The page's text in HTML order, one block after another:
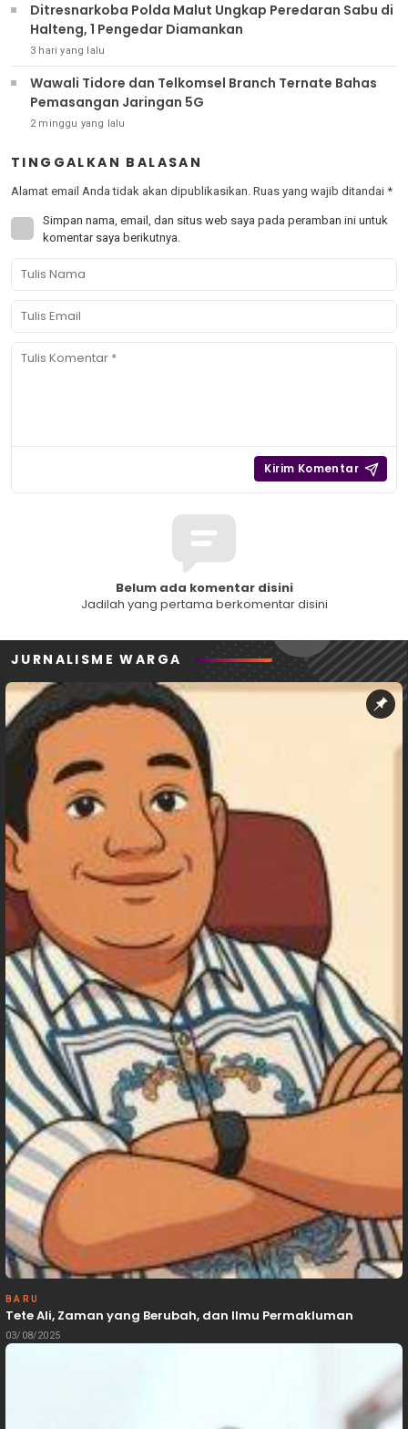
Ditresnarkoba Polda Malut Ungkap Peredaran Sabu di
Halteng, 1 Pengedar Diamankan
3 hari yang lalu
Wawali Tidore dan Telkomsel Branch Ternate Bahas
Pemasangan Jaringan 5G
2 minggu yang lalu
TINGGALKAN BALASAN
Alamat email Anda tidak akan dipublikasikan. Ruas yang wajib ditandai *
Simpan nama, email, dan situs web saya pada peramban ini untuk
komentar saya berikutnya.
Belum ada komentar disini
Jadilah yang pertama berkomentar disini
JURNALISME WARGA
BARU
Tete Ali, Zaman yang Berubah, dan Ilmu Permakluman
03/08/2025